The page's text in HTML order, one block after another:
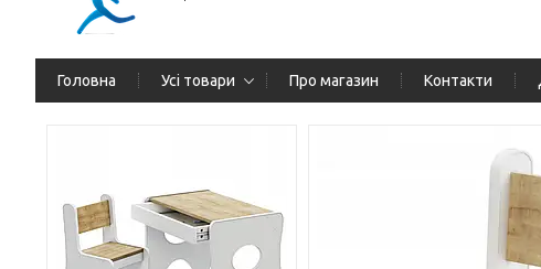
Головна Усі товари Про магазин Контакти